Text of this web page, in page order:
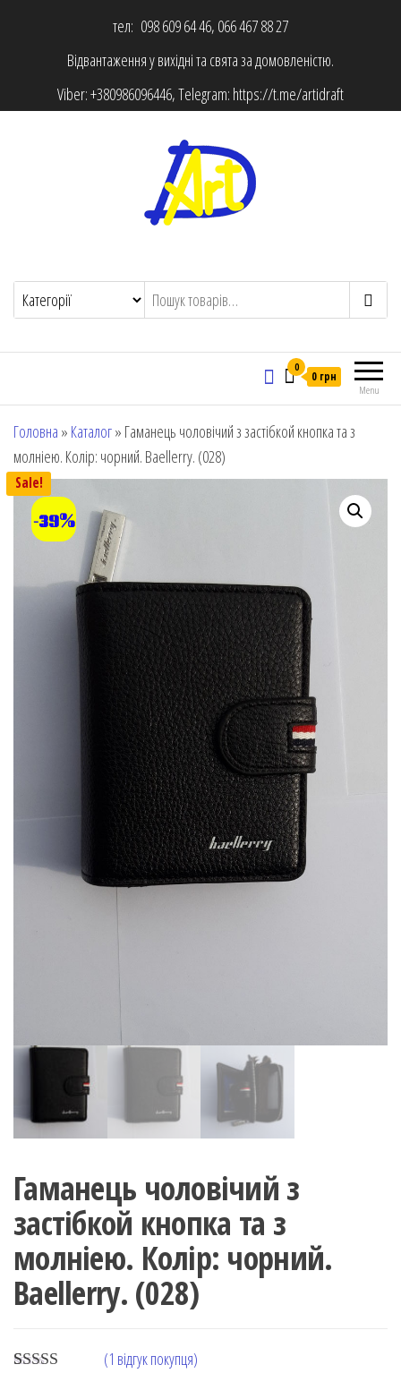
тел: 098 609 64 46, 066 467 88 27
Відвантаження у вихідні та свята за домовленістю.
Viber:+380986096446, Telegram: https://t.me/artidraft
Menu
0
0 грн
Головна » Каталог» Гаманець чоловічий з застібкой кнопка та з
молніею. Колір: чорний. Baellerry. (028)
Sale!
-39%
Гаманець чоловічий з
застібкой кнопка та з
молніею. Колір: чорний.
Baellerry. (028)
(1 відгук покупця)